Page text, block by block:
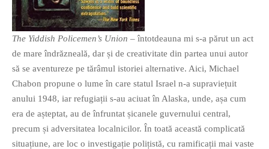
mind games, then this is the
book for you. Take the
challenge of creating your
own acrostics and describing
famous movies by using the
very letters of their titles!
RASFOIESTE
The Yiddish Policemen’s Union – întotdeauna mi s-a părut un act
de mare îndrăzneală, dar și de creativitate din partea unui autor
să se aventureze pe tărâmul istoriei alternative. Aici, Michael
Chabon propune o lume în care statul Israel n-a supraviețuit
anului 1948, iar refugiații s-au aciuat în Alaska, unde, așa cum
era de așteptat, au de înfruntat șicanele guvernului central,
precum și adversitatea localnicilor. În toată această complicată
situațiune, are loc o investigație polițistă, cu ramificații mai vaste